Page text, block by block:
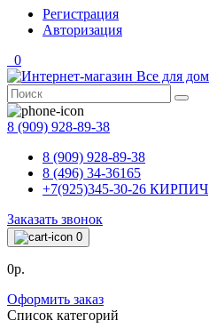
Регистрация
Авторизация
0
8 (909) 928-89-38
8 (909) 928-89-38
8 (496) 34-36165
+7(925)345-30-26 КИРПИЧ
Заказать звонок
0
0р.
Оформить заказ
Список категорий